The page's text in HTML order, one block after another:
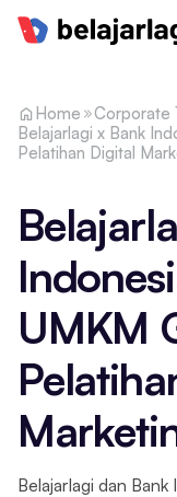
Home
Corporate
Belajarlagi x Bank
Pelatihan Digital
UMKM
Belajarlagi dan